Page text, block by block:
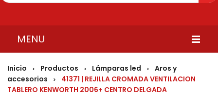
MENU
INICIO
QUIENES SOMOS
Inicio > Productos > Lámparas led >
Aros y
accesorios
>
41371 | REJILLA CROMADA VENTILACION
TABLERO KENWORTH 2006+ CENTRO DELGADA